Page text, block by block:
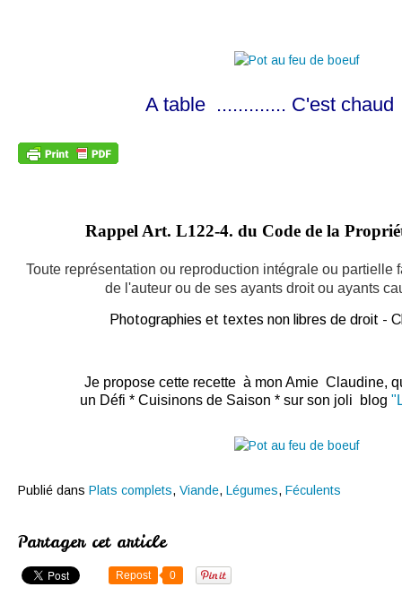
A table ............. C'est chaud
Rappel Art. L122-4. du Code de la
Toute représentation ou reproduction intégrale ou partielle
de l'auteur ou de ses ayants droit ou ayants
Photographies et textes non libres de droit -
Je propose cette recette à mon Amie Claudine,
un Défi * Cuisinons de Saison * sur son joli blog
Publié dans Plats complets, Viande, Légumes, Féculents
Partager cet article
Repost 0